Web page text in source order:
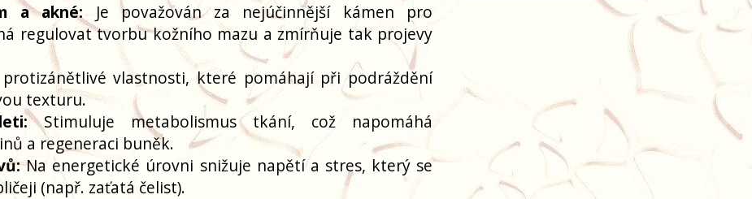
a akné: Je považován za nejúčinnější kámen pro
regulovat tvorbu kožního mazu a zmírňuje tak projevy
vlastnosti, které pomáhají při podráždění
texturu.
Stimuluje metabolismus tkání, což napomáhá
a regeneraci buněk.
Na energetické úrovni snižuje napětí a stres, který se
(např. zaťatá čelist).